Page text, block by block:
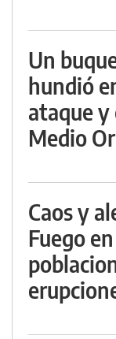
Un
hundió
ataque y
Medio
Caos y
Fuego